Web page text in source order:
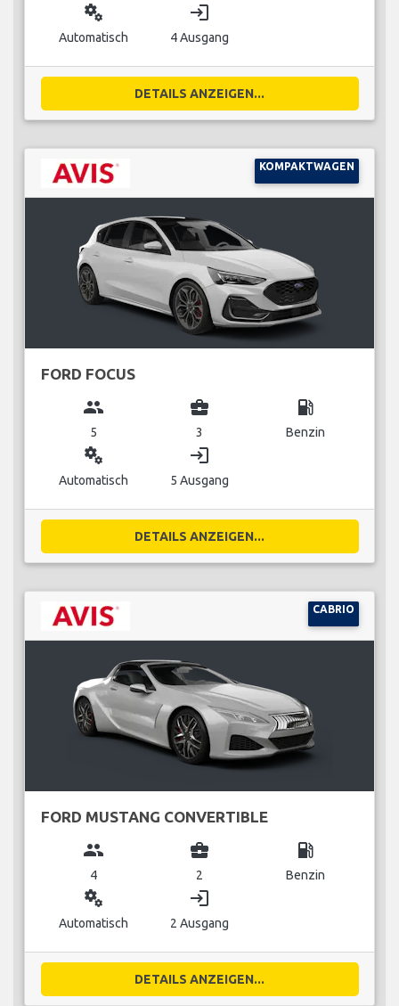
miscellaneous_services
Automatisch
login
4 Ausgang
DETAILS ANZEIGEN...
KOMPAKTWAGEN
FORD FOCUS
group
5
business_center
3
local_gas_station
Benzin
miscellaneous_services
Automatisch
login
5 Ausgang
DETAILS ANZEIGEN...
CABRIO
FORD MUSTANG CONVERTIBLE
group
4
business_center
2
local_gas_station
Benzin
miscellaneous_services
Automatisch
login
2 Ausgang
DETAILS ANZEIGEN...